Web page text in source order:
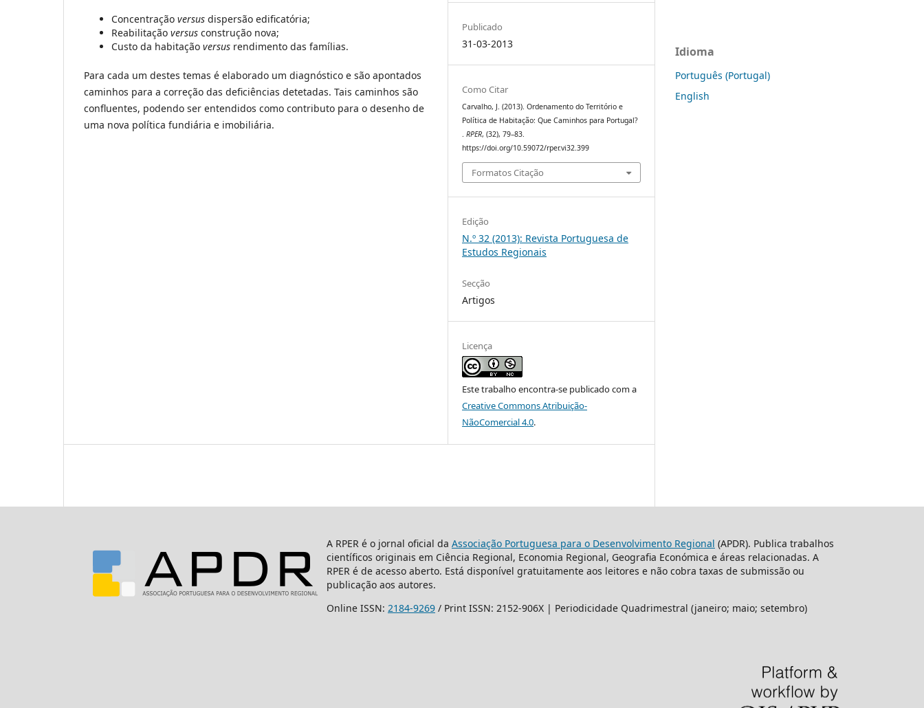
Concentração versus dispersão edificatória;
Reabilitação versus construção nova;
Custo da habitação versus rendimento das famílias.
Para cada um destes temas é elaborado um diagnóstico e são apontados
caminhos para a correção das deficiências detetadas. Tais caminhos são
confluentes, podendo ser entendidos como contributo para o desenho de
uma nova política fundiária e imobiliária.
Publicado
31-03-2013
Como Citar
Carvalho, J. (2013). Ordenamento do Território e
Política de Habitação: Que Caminhos para Portugal?
.RPER, (32), 79–83.
https://doi.org/10.59072/rper.vi32.399
Formatos Citação
Edição
N.º 32 (2013): Revista Portuguesa de
Estudos Regionais
Secção
Artigos
Licença
Este trabalho encontra-se publicado com a
Creative Commons Atribuição-
NãoComercial 4.0.
Idioma
Português (Portugal)
English
A RPER é o jornal oficial da Associação Portuguesa para o Desenvolvimento Regional (APDR). Publica trabalhos
científicos originais em Ciência Regional, Economia Regional, Geografia Económica e áreas relacionadas. A
RPER é de acesso aberto. Está disponível gratuitamente aos leitores e não cobra taxas de submissão ou
publicação aos autores.
Online ISSN: 2184-9269 / Print ISSN: 2152-906X | Periodicidade Quadrimestral (janeiro; maio; setembro)